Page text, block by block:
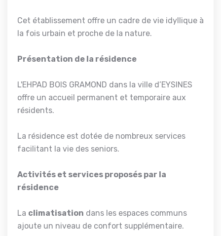
Cet établissement offre un cadre de vie idyllique à
la fois urbain et proche de la nature.
Présentation de la résidence
L'EHPAD BOIS GRAMOND dans la ville d’EYSINES
offre un accueil permanent et temporaire aux
résidents.
La résidence est dotée de nombreux services
facilitant la vie des seniors.
Activités et services proposés par la
résidence
La climatisation dans les espaces communs
ajoute un niveau de confort supplémentaire.